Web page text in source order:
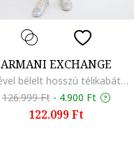
ARMANI EXCHANGE
Pihével bélelt hosszú télikabát, Fehér
126.999 Ft - 4.900 Ft
122.099 Ft